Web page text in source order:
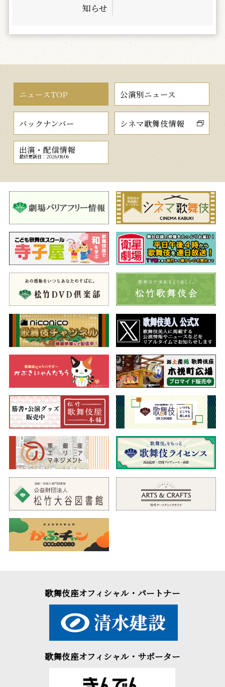
知らせ
ニュースTOP 公演別ニュース
バックナンバー シネマ歌舞伎情報
出演・配信情報
最終更新日：2026/08/06
歌舞伎座オフィシャル・パートナー
歌舞伎座オフィシャル・サポーター